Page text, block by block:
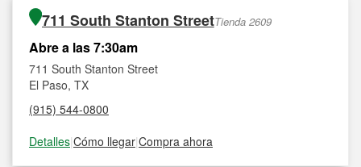
711 South Stanton StreetTienda 2609
Abre a las 7:30am
711 South Stanton Street
El Paso, TX
(915) 544-0800
Detalles|Cómo llegar|Compra ahora